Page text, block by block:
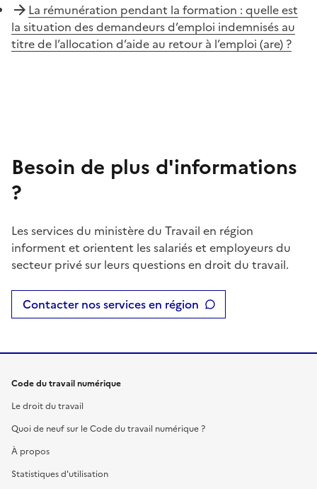
La rémunération pendant la formation : quelle est
la situation des demandeurs d’emploi indemnisés au
titre de l’allocation d’aide au retour à l’emploi (are) ?
Besoin de plus d'informations
?
Les services du ministère du Travail en région
informent et orientent les salariés et employeurs du
secteur privé sur leurs questions en droit du travail.
Contacter nos services en région
Code du travail numérique
Le droit du travail
Quoi de neuf sur le Code du travail numérique ?
À propos
Statistiques d'utilisation